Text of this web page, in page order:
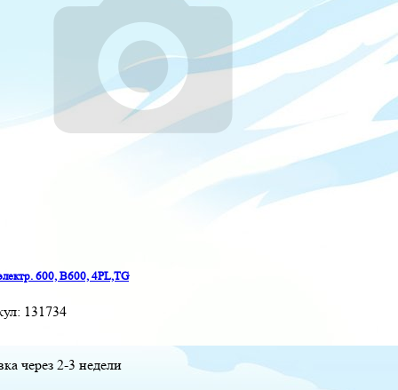
600, B600, 4PL,TG
131734
через 2-3 недели